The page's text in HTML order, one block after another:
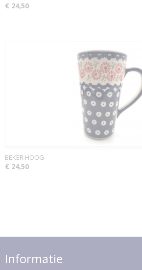
€ 24,50
BEKER HOOG
€ 24,50
Informatie